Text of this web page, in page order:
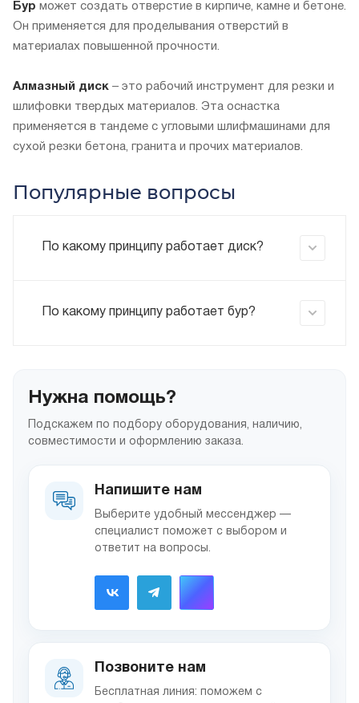
Бур может создать отверстие в кирпиче, камне и бетоне.
Он применяется для проделывания отверстий в
материалах повышенной прочности.
Алмазный диск – это рабочий инструмент для резки и
шлифовки твердых материалов. Эта оснастка
применяется в тандеме с угловыми шлифмашинами для
сухой резки бетона, гранита и прочих материалов.
Популярные вопросы
По какому принципу работает диск?
По какому принципу работает бур?
Нужна помощь?
Подскажем по подбору оборудования, наличию,
совместимости и оформлению заказа.
Напишите нам
Выберите удобный мессенджер —
специалист поможет с выбором и
ответит на вопросы.
Позвоните нам
Бесплатная линия: поможем с